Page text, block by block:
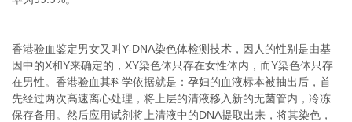
香港验血鉴定男女又叫Y-DNA染色体检测技术，因人的性别是由基
因中的X和Y来确定的，XY染色体只存在女性体内，而Y染色体只存
在男性。香港验血其科学依据就是：孕妇的血液标本被抽出后，首
先经过两次高速离心处理，将上层的清液移入新的无菌管内，冷冻
保存备用。然后应用试剂将上清液中的DNA提取出来，将其染色，